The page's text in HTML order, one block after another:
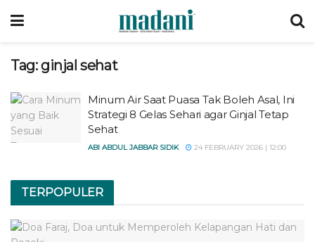
Tag:ginjal sehat
Minum Air Saat Puasa Tak Boleh Asal, Ini
Strategi 8 Gelas Sehari agar Ginjal Tetap
Sehat
ABI ABDUL JABBAR SIDIK 24 FEBRUARY 2026 | 12:00
TERPOPULER